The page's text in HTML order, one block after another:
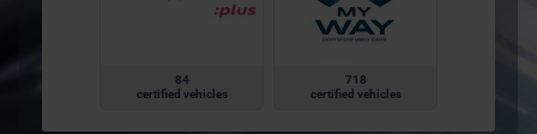
84
certified vehicles
718
certified vehicles